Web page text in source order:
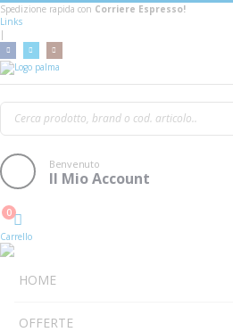
Spedizione rapida con Corriere Espresso!
Links
|
Benvenuto
Il Mio Account
Cart
0
Carrello
HOME
OFFERTE